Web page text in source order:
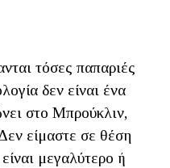
τόσες παπαριές
δεν είναι ένα
στο Μπρούκλιν,
είμαστε σε θέση
μεγαλύτερο ή